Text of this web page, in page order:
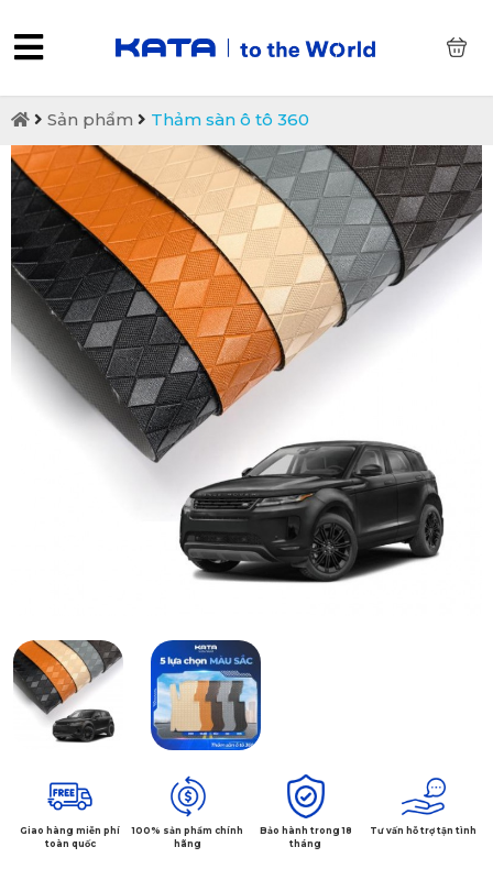
Sản phẩm Thảm sàn ô tô 360
Giao hàng miễn phí
toàn quốc
100% sản phẩm chính
hãng
Bảo hành trong 18
tháng
Tư vấn hỗ trợ tận tình